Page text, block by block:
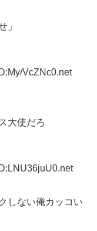
」
VcZNc0.net
大使だろ
しない俺カッコい